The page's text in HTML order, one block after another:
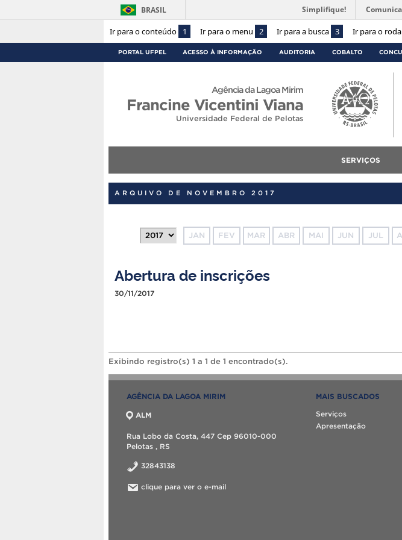
Ir para o conteúdo 1 Ir para o menu 2 Ir para a busca 3 Ir para o
BRASIL Simplifique!
PORTAL UFPEL ACESSO À INFORMAÇÃO AUDITORIA COBALTO
Agência da Lagoa Mirim
Francine Vicentini Viana
Universidade Federal de Pelotas
SERVIÇOS
ARQUIVO DE NOVEMBRO 2017
JAN FEV MAR ABR MAI JUN JUL
Abertura de inscrições
30/11/2017
Exibindo registro(s) 1 a 1 de 1 encontrado(s).
AGÊNCIA DA LAGOA MIRIM
ALM
Rua Lobo da Costa, 447 Cep 96010-000
Pelotas , RS
32843138
clique para ver o e-mail
MAIS BUSCADOS
Serviços
Apresentação